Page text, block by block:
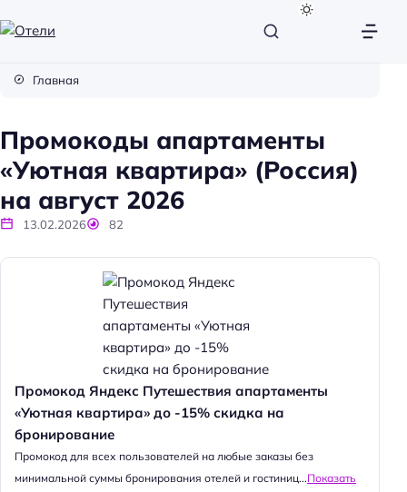
и
Главная
Промокоды апартаменты
«Уютная квартира» (Россия)
на август 2026
13.02.2026 82
Промокод Яндекс Путешествия апартаменты
«Уютная квартира» до -15% скидка на
бронирование
Промокод для всех пользователей на любые заказы без
минимальной суммы бронирования отелей и гостиниц...Показать